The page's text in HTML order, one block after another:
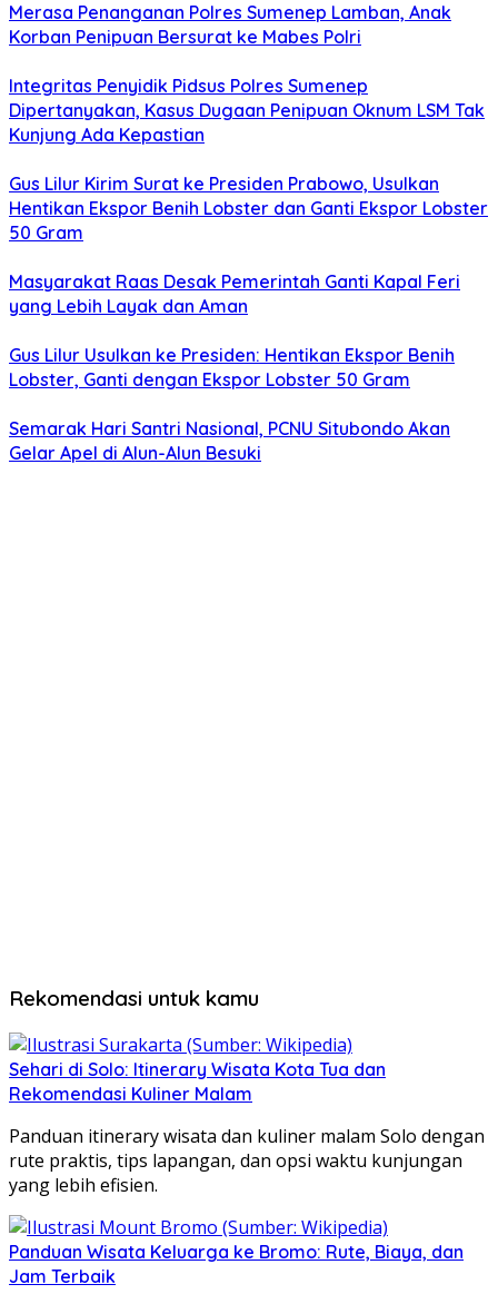
Merasa Penanganan Polres Sumenep Lamban, Anak
Korban Penipuan Bersurat ke Mabes Polri
Integritas Penyidik Pidsus Polres Sumenep
Dipertanyakan, Kasus Dugaan Penipuan Oknum LSM Tak
Kunjung Ada Kepastian
Gus Lilur Kirim Surat ke Presiden Prabowo, Usulkan
Hentikan Ekspor Benih Lobster dan Ganti Ekspor Lobster
50 Gram
Masyarakat Raas Desak Pemerintah Ganti Kapal Feri
yang Lebih Layak dan Aman
Gus Lilur Usulkan ke Presiden: Hentikan Ekspor Benih
Lobster, Ganti dengan Ekspor Lobster 50 Gram
Semarak Hari Santri Nasional, PCNU Situbondo Akan
Gelar Apel di Alun-Alun Besuki
Rekomendasi untuk kamu
Sehari di Solo: Itinerary Wisata Kota Tua dan
Rekomendasi Kuliner Malam
Panduan itinerary wisata dan kuliner malam Solo dengan
rute praktis, tips lapangan, dan opsi waktu kunjungan
yang lebih efisien.
Panduan Wisata Keluarga ke Bromo: Rute, Biaya, dan
Jam Terbaik